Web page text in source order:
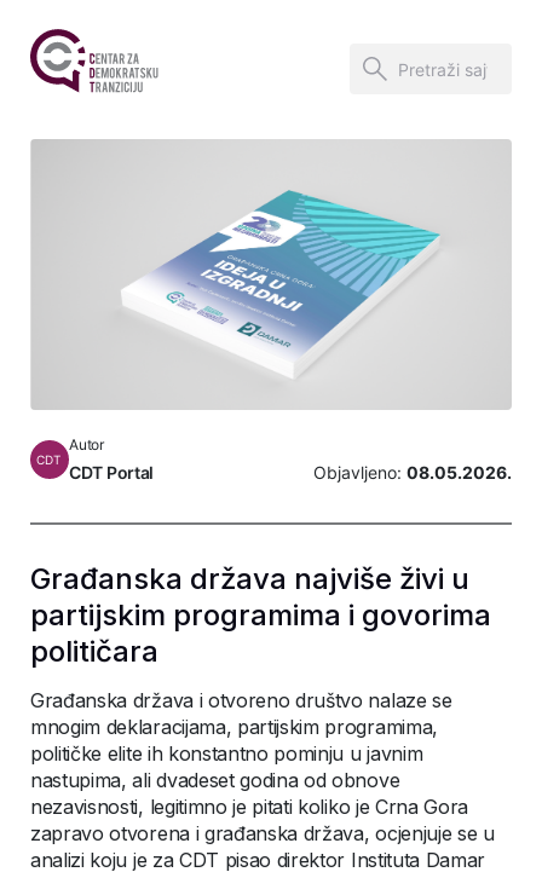
CDT
Autor
CDT Portal Objavljeno: 08.05.2026.
Građanska država najviše živi u
partijskim programima i govorima
političara
Građanska država i otvoreno društvo nalaze se
mnogim deklaracijama, partijskim programima,
političke elite ih konstantno pominju u javnim
nastupima, ali dvadeset godina od obnove
nezavisnosti, legitimno je pitati koliko je Crna Gora
zapravo otvorena i građanska država, ocjenjuje se u
analizi koju je za CDT pisao direktor Instituta Damar